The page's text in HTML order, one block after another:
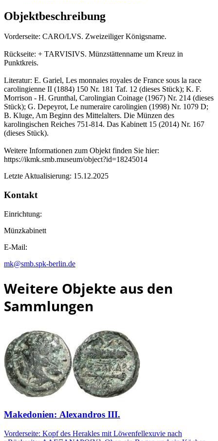
Objektbeschreibung
Vorderseite: CARO/LVS. Zweizeiliger Königsname.
Rückseite: + TARVISIVS. Münzstättenname um Kreuz in
Punktkreis.
Literatur: E. Gariel, Les monnaies royales de France sous la race
carolingienne II (1884) 150 Nr. 181 Taf. 12 (dieses Stück); K. F.
Morrison - H. Grunthal, Carolingian Coinage (1967) Nr. 214 (dieses
Stück); G. Depeyrot, Le numeraire carolingien (1998) Nr. 1079 D;
B. Kluge, Am Beginn des Mittelalters. Die Münzen des
karolingischen Reiches 751-814. Das Kabinett 15 (2014) Nr. 167
(dieses Stück).
Weitere Informationen zum Objekt finden Sie hier:
https://ikmk.smb.museum/object?id=18245014
Letzte Aktualisierung: 15.12.2025
Kontakt
Einrichtung:
Münzkabinett
E-Mail:
mk@smb.spk-berlin.de
Weitere Objekte aus den
Sammlungen
Makedonien: Alexandros III.
Vorderseite: Kopf des Herakles mit Löwenfellexuvie nach